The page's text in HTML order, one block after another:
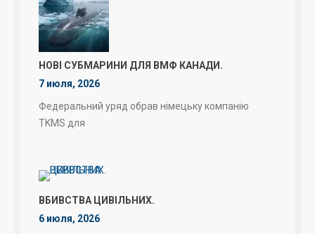
НОВІ СУБМАРИНИ ДЛЯ ВМФ КАНАДИ.
7 июля, 2026
Федеральний уряд обрав німецьку компанію
TKMS для
ВБИВСТВА ЦИВІЛЬНИХ.
6 июля, 2026